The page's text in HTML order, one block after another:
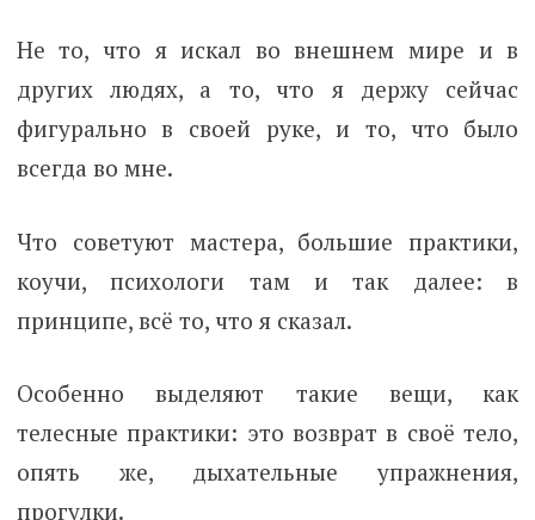
Не то, что я искал во внешнем мире и в
других людях, а то, что я держу сейчас
фигурально в своей руке, и то, что было
всегда во мне.
Что советуют мастера, большие практики,
коучи, психологи там и так далее: в
принципе, всё то, что я сказал.
Особенно выделяют такие вещи, как
телесные практики: это возврат в своё тело,
опять же, дыхательные упражнения,
прогулки.